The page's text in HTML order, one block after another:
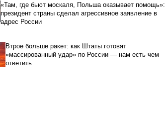
«Там, где бьют москаля, Польша оказывает помощь»:
президент страны сделал агрессивное заявление в
адрес России
Втрое больше ракет: как Штаты готовят
«массированный удар» по России — нам есть чем
ответить